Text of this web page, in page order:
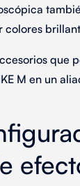
colores
que
M en un